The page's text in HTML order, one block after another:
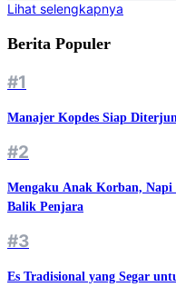
Lihat selengkapnya
Berita Populer
#1
Manajer Kopdes Siap
#2
Mengaku Anak Korban,
Balik Penjara
#3
Es Tradisional yang Segar